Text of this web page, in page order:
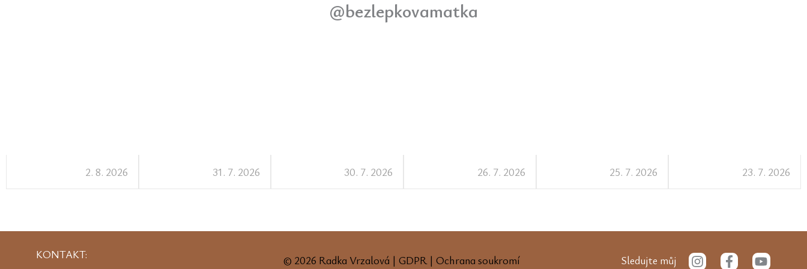
@bezlepkovamatka
2. 8. 2026 31. 7. 2026 30. 7. 2026 26. 7. 2026 25. 7. 2026 23. 7. 2026
KONTAKT:
© 2026 Radka Vrzalová |GDPR|Ochrana soukromí Sledujte můj I F Y